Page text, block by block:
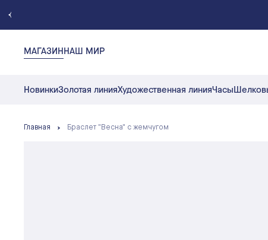
МАГАЗИННАШ МИР
НовинкиЗолотая линияХудожественная линияЧасы
Главная Браслет "Весна" с жемчугом